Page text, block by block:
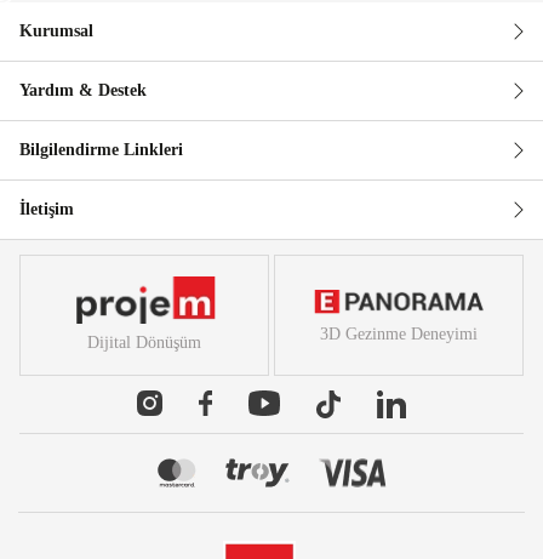
Güvenli Alışveriş
Kurumsal
Yardım & Destek
Bilgilendirme Linkleri
İletişim
Dijital Dönüşüm 3D Gezinme Deneyimi